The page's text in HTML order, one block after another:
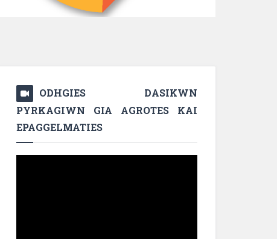
ODHGIES DASIKWN
PYRKAGIWN GIA AGROTES KAI
EPAGGELMATIES